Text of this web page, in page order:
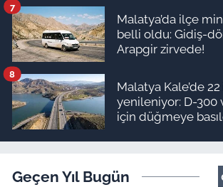
Malatya’da ilçe
belli oldu: Gidiş-
Arapgir zirvede!
7
Malatya Kale’de
yenileniyor: D-300
için düğmeye
8
Geçen Yıl Bugün